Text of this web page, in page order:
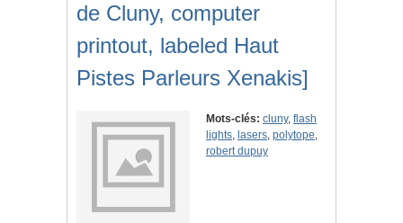
de Cluny, computer
printout, labeled Haut
Pistes Parleurs Xenakis]
Mots-clés: cluny, flash
lights, lasers, polytope,
robert dupuy